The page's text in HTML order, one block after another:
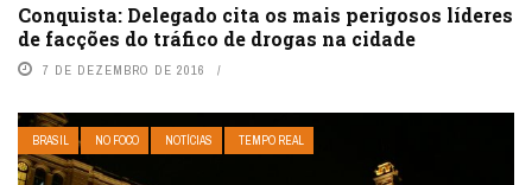
Conquista: Delegado cita os mais perigosos líderes
de facções do tráfico de drogas na cidade
7 DE DEZEMBRO DE 2016
BRASIL NO FOCO NOTÍCIAS TEMPO REAL